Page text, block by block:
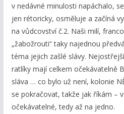
v nedávné minulosti napáchalo,
jen rétoricky, osměluje a začíná
na vůdcovství č.2. Naši milí,
„žabožrouti“ taky najednou
téma jejich zašlé slávy.
ratlíky mají celkem očekávatelně
sláva … co bylo už není, kolonie
se pokračovat, takže jak říkám –
očekávatelné, tedy až na jedno.